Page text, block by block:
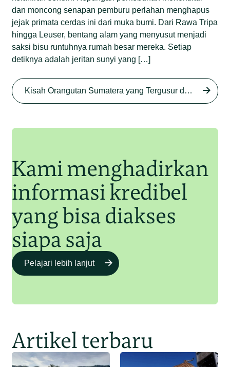
Sumatera di Rawa Tripa
Junaidi Hanafiah 27 Agu 2025
Begini Modus Perburuan
dan moncong senapan pemburu perlahan menghapus
jejak primata cerdas ini dari muka bumi. Dari Rawa Tripa
hingga Leuser, bentang alam yang menyusut menjadi
saksi bisu runtuhnya rumah besar mereka. Setiap
detiknya adalah jeritan sunyi yang […]
Kisah Orangutan Sumatera yang Tergusur dari Rumah Sendiri series
Kami menghadirkan
informasi kredibel
yang bisa diakses
siapa saja
Pelajari lebih lanjut
Artikel terbaru